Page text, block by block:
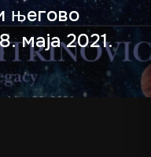
његово
маја 2021.